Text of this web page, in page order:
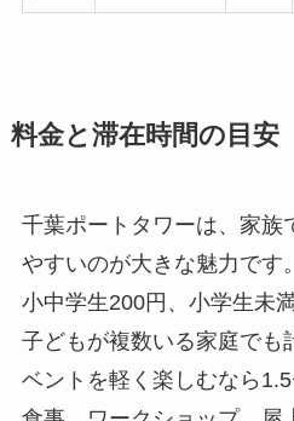
料金と滞在時間の目安
千葉ポートタワーは、家族
やすいのが大きな魅力です
小中学生200円、小学生未
子どもが複数いる家庭でも
ベントを軽く楽しむなら1.5